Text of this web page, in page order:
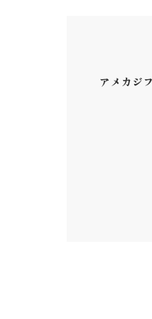
アメカジ